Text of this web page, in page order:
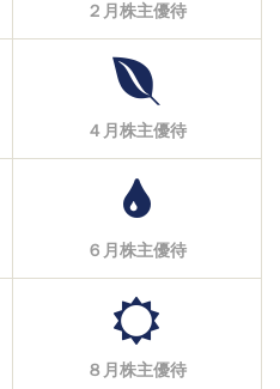
２月株主優待
４月株主優待
６月株主優待
８月株主優待